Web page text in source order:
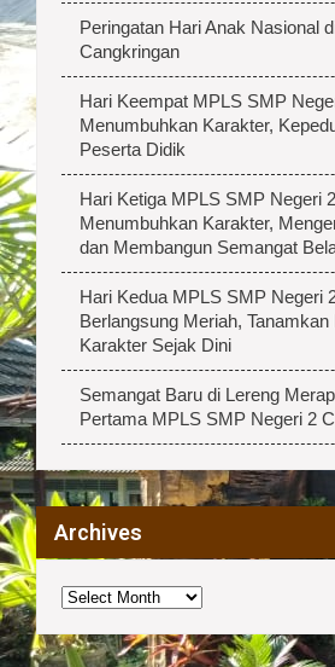
Peringatan Hari Anak Nasional
Cangkringan
Hari Keempat MPLS SMP
Menumbuhkan Karakter,
Peserta Didik
Hari Ketiga MPLS SMP Negeri
Menumbuhkan Karakter,
dan Membangun Semangat
Hari Kedua MPLS SMP Negeri
Berlangsung Meriah, Tanamkan
Karakter Sejak Dini
Semangat Baru di Lereng
Pertama MPLS SMP Negeri 2
Archives
Archives